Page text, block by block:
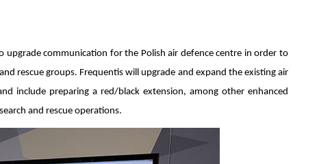
upgrade communication for the Polish air defence centre in order to
rescue groups. Frequentis will upgrade and expand the existing air
include preparing a red/black extension, among other enhanced
and rescue operations.